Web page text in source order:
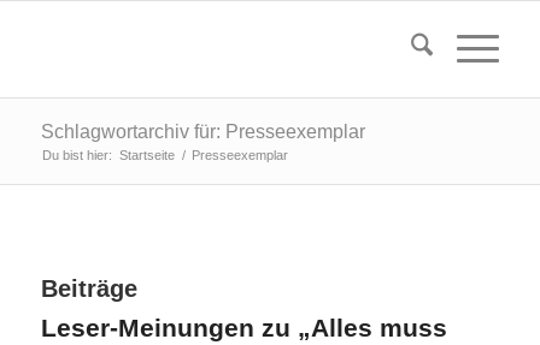
Schlagwortarchiv für: Presseexemplar
Du bist hier: Startseite / Presseexemplar
Beiträge
Leser-Meinungen zu „Alles muss